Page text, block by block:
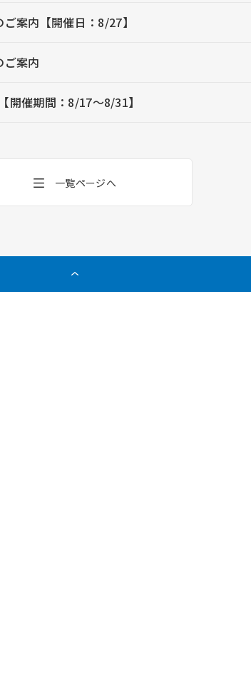
案内【開催日：8/27】
ご案内
開催期間：8/17～8/31】
一覧ページへ